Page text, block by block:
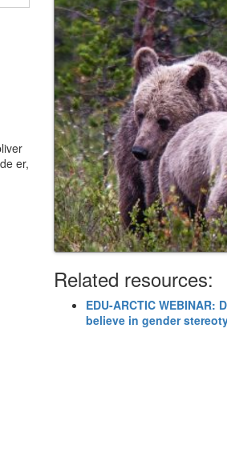
er,
Related resources:
EDU-ARCTIC WEBINAR:
believe in gender